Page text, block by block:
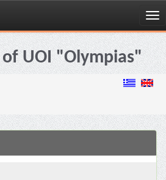
UOI "Olympias"